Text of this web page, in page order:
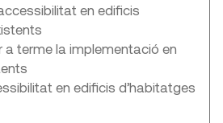
en edificis
a terme la implementació en
en edificis d’habitatges